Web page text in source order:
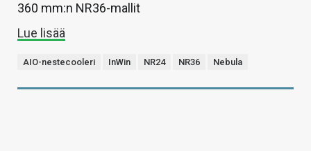
360 mm:n NR36-mallit
Lue lisää
AIO-nestecooleri InWin NR24 NR36 Nebula